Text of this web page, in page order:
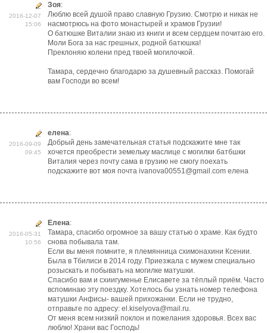
2016-12-07
15:06
Зоя:
Люблю всей душой право славную Грузию. Смотрю и никак не
насмотрюсь на фото монастырей и храмов Грузии!
О батюшке Виталии знаю из книги и всем сердцем почитаю его.
Моли Бога за нас грешных, родной батюшка!
Преклоняю колени пред твоей могилочкой.
Тамара, сердечно благодарю за душевный рассказ. Помогай
вам Господи во всем!
2016-09-09
09:45
елена:
Добрый день замечательная статья подскажите мне так
хочется преобрести земельку маслице с могилки батбшки
Виталия через почту сама в грузию не смогу поехать
подскажите вот моя почта ivanova00551@gmail.com елена
2016-05-31
10:56
Елена:
Тамара, спасибо огромное за вашу статью о храме. Как будто
снова побывала там.
Если вы меня помните, я племянница схимонахини Ксении.
Была в Тбилиси в 2014 году. Приезжала с мужем специально
розыскать и побывать на могилке матушки.
Спасибо вам и схиигуменье Елисавете за тёплый приём. Часто
вспоминаю эту поездку. Хотелось бы узнать номер телефона
матушки Анфисы- вашей прихожанки. Если не трудно,
отправьте по адресу: el.kiselyova@mail.ru.
От меня всем низкий поклон и пожелания здоровья. Всех вас
люблю! Храни вас Господь!